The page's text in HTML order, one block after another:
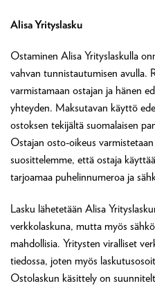
Alisa Yrityslasku
Ostaminen Alisa Yrityslaskulla
vahvan tunnistautumisen avulla.
varmistamaan ostajan ja hänen
yhteyden. Maksutavan käyttö
ostoksen tekijältä suomalaisen
Ostajan osto-oikeus
suosittelemme, että ostaja
tarjoamaa puhelinnumeroa ja
Lasku lähetetään Alisa
verkkolaskuna, mutta myös
mahdollisia. Yritysten viralliset
tiedossa, joten myös
Ostolaskun käsittely on